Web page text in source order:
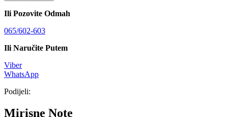
Ili Pozovite Odmah
065/602-603
Ili Naručite Putem
Viber
WhatsApp
Podijeli:
Mirisne Note